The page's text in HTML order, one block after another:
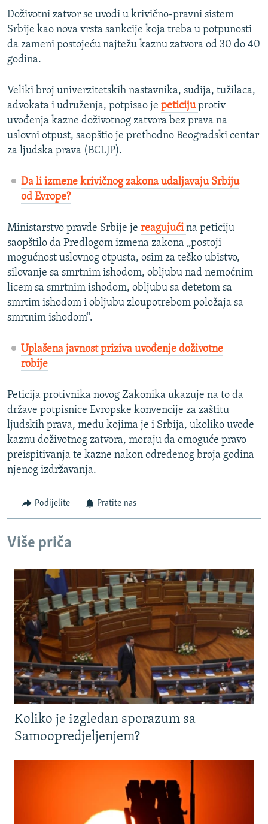
Doživotni zatvor se uvodi u krivično-pravni sistem
Srbije kao nova vrsta sankcije koja treba u potpunosti
da zameni postojeću najtežu kaznu zatvora od 30 do 40
godina.
Veliki broj univerzitetskih nastavnika, sudija, tužilaca,
advokata i udruženja, potpisao je peticijuprotiv
uvođenja kazne doživotnog zatvora bez prava na
uslovni otpust, saopštio je prethodno Beogradski centar
za ljudska prava (BCLJP).
Da li izmene krivičnog zakona udaljavaju Srbiju
od Evrope?
Ministarstvo pravde Srbije je reagujućina peticiju
saopštilo da Predlogom izmena zakona „postoji
mogućnost uslovnog otpusta, osim za teško ubistvo,
silovanje sa smrtnim ishodom, obljubu nad nemoćnim
licem sa smrtnim ishodom, obljubu sa detetom sa
smrtim ishodom i obljubu zloupotrebom položaja sa
smrtnim ishodom“.
Uplašena javnost priziva uvođenje doživotne
robije
Peticija protivnika novog Zakonika ukazuje na to da
države potpisnice Evropske konvencije za zaštitu
ljudskih prava, među kojima je i Srbija, ukoliko uvode
kaznu doživotnog zatvora, moraju da omoguće pravo
preispitivanja te kazne nakon određenog broja godina
njenog izdržavanja.
Podijelite Pratite nas
Više priča
Koliko je izgledan sporazum sa
Samoopredjeljenjem?